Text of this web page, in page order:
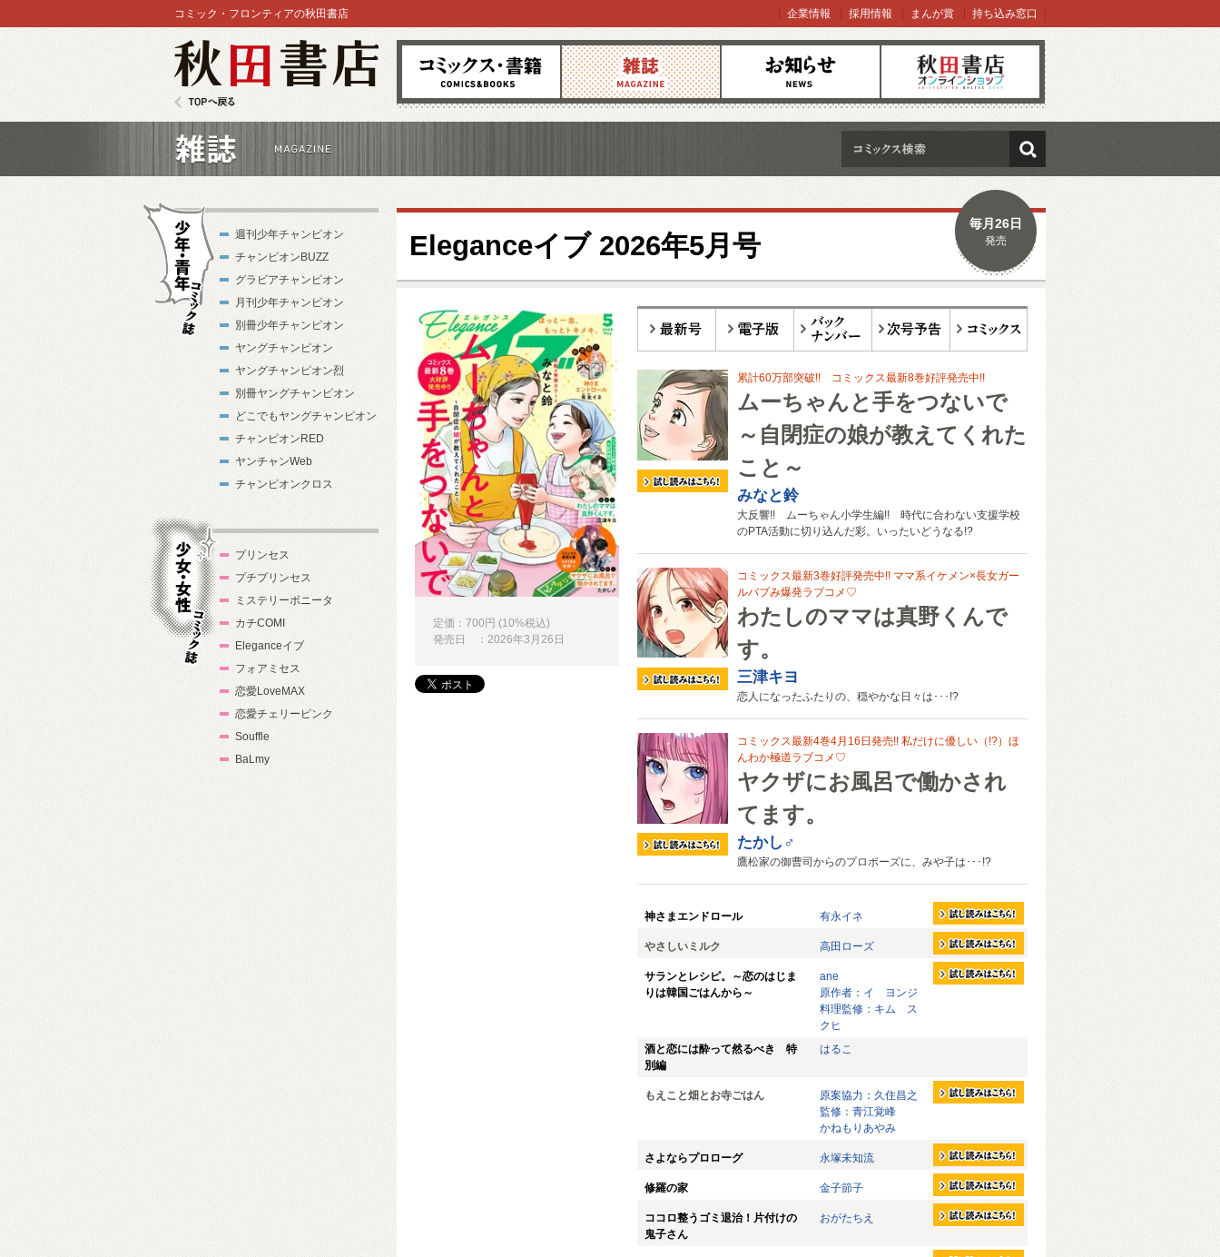
秋田書店
コミックス 雑誌 お知らせ オンラインショップ
TOPへ戻る
コミック・フロンティアの秋田書店 企業情報 採用情報 まんが賞 持ち込み窓口
検索
Eleganceイブ 2026年5月号
毎月26日
発売
累計60万部突破!! コミックス最新8巻好評発売中!!
ムーちゃんと手をつないで
～自閉症の娘が教えてくれた
こと～
みなと鈴
大反響!! ムーちゃん小学生編!! 時代に合わない支援学校
のPTA活動に切り込んだ彩。いったいどうなる!?
コミックス最新3巻好評発売中!! ママ系イケメン×長女ガー
ルバブみ爆発ラブコメ♡
わたしのママは真野くんで
す。
三津キヨ
恋人になったふたりの、穏やかな日々は･･･!?
コミックス最新4巻4月16日発売!! 私だけに優しい（!?）ほ
んわか極道ラブコメ♡
ヤクザにお風呂で働かされ
てます。
たかし♂
鷹松家の御曹司からのプロポーズに、みや子は･･･!?
神さまエンドロール 有永イネ
やさしいミルク 高田ローズ
サランとレシピ。～恋のはじま
りは韓国ごはんから～
ane
原作者：イ ヨンジ
料理監修：キム ス
クヒ
酒と恋には酔って然るべき 特
別編
はるこ
もえこと畑とお寺ごはん
原案協力：久住昌之
監修：青江覚峰
かねもりあやみ
さよならプロローグ 永塚未知流
修羅の家 金子節子
ココロ整うゴミ退治！片付けの
鬼子さん
おがたちえ
定価：700円 (10%税込)
発売日 ：2026年3月26日
少年・青年コ
週刊少年チャンピオン
チャンピオンBUZZ
グラビアチャンピオン
月刊少年チャンピオン
別冊少年チャンピオン
ヤングチャンピオン
ヤングチャンピオン烈
別冊ヤングチャンピオン
どこでもヤングチャンピオン
チャンピオンRED
ヤンチャンWeb
チャンピオンクロス
ミック誌
プリンセス
プチプリンセス
ミステリーボニータ
カチCOMI
Eleganceイブ
フォアミセス
恋愛LoveMAX
恋愛チェリーピンク
Souffle
BaLmy